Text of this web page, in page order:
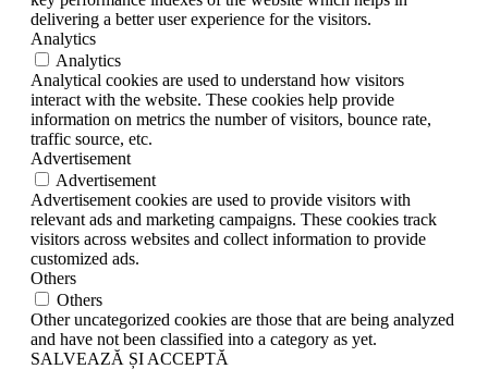
delivering a better user experience for the visitors.
Analytics
Analytics
Analytical cookies are used to understand how visitors
interact with the website. These cookies help provide
information on metrics the number of visitors, bounce rate,
traffic source, etc.
Advertisement
Advertisement
Advertisement cookies are used to provide visitors with
relevant ads and marketing campaigns. These cookies track
visitors across websites and collect information to provide
customized ads.
Others
Others
Other uncategorized cookies are those that are being analyzed
and have not been classified into a category as yet.
SALVEAZĂ ȘI ACCEPTĂ